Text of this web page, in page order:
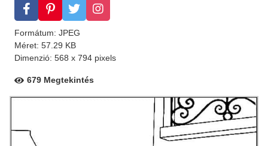
Formátum: JPEG
Méret: 57.29 KB
Dimenzió: 568 x 794 pixels
679 Megtekintés